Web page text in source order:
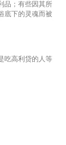
品；有些因其所
底下的灵魂而被
吃高利贷的人等